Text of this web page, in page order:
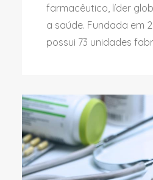
farmacêutico, líder
a saúde. Fundada em
possui 73 unidades